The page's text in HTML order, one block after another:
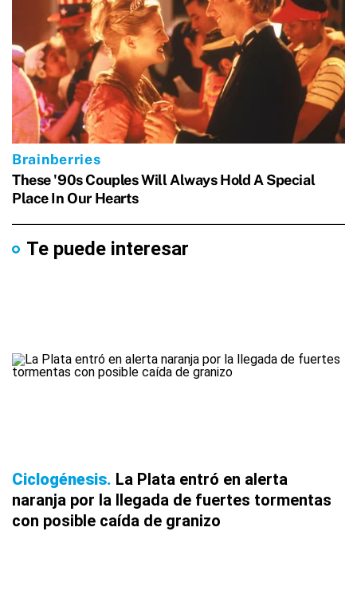
Te puede interesar
Ciclogénesis La Plata entró en alerta
naranja por la llegada de fuertes tormentas
con posible caída de granizo